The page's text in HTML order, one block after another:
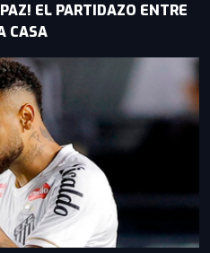
EL PARTIDAZO ENTRE
CASA